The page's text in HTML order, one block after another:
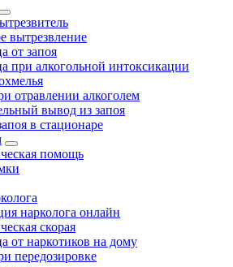
вытрезвление
от запоя
при алкогольной интоксикации
отравлении алкоголем
вывод из запоя
в стационаре
помощь
нарколога онлайн
скорая
от наркотиков на дому
передозировке